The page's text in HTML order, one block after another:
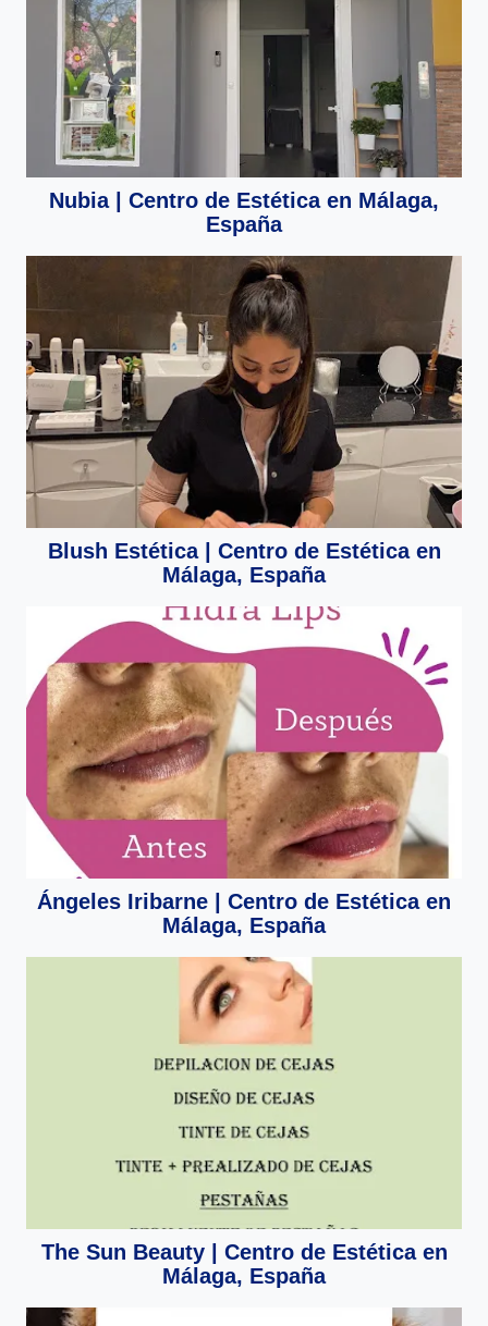
Nubia | Centro de Estética en Málaga,
España
Blush Estética | Centro de Estética en
Málaga, España
Ángeles Iribarne | Centro de Estética en
Málaga, España
The Sun Beauty | Centro de Estética en
Málaga, España